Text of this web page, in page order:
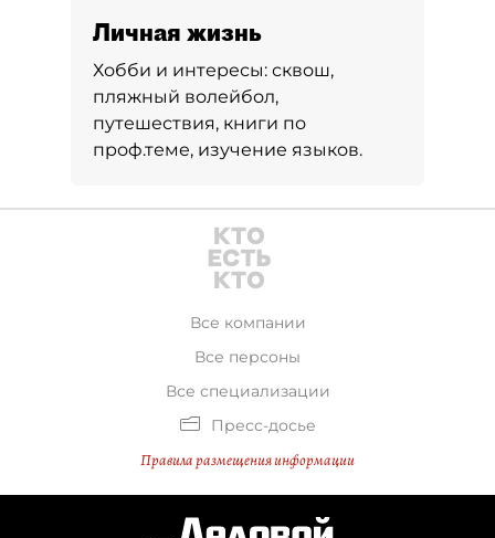
Личная жизнь
Хобби и интересы: сквош,
пляжный волейбол,
путешествия, книги по
проф.теме, изучение языков.
Все компании
Все персоны
Все специализации
Пресс-досье
Правила размещения информации